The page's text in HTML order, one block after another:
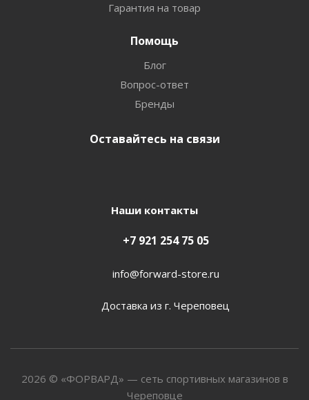
Гарантия на товар
Помощь
Блог
Вопрос-ответ
Бренды
Оставайтесь на связи
Наши контакты
+7 921 254 75 05
info@forward-store.ru
Доставка из г. Череповец
2026 © «ФОРВАРД» — сеть спортивных магазинов в
Череповце